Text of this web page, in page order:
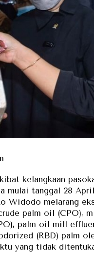
kelangkaan
mulai tanggal 28
Widodo melarang
palm oil (CPO),
palm oil mill
(RBD) palm
yang tidak